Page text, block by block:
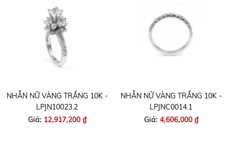
NHẪN NỮ VÀNG TRẮNG 10K -
LPJN10023.2
Giá: 12,917,200 ₫
NHẪN NỮ VÀNG TRẮNG 10K -
LPJNC0014.1
Giá: 4,606,000 ₫